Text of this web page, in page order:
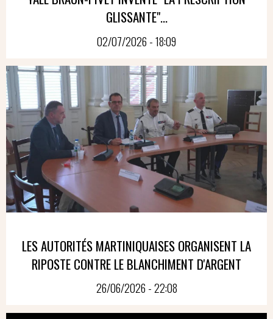
GLISSANTE"...
02/07/2026 - 18:09
LES AUTORITÉS MARTINIQUAISES ORGANISENT LA
RIPOSTE CONTRE LE BLANCHIMENT D'ARGENT
26/06/2026 - 22:08